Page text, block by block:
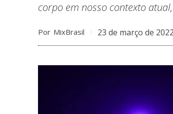
corpo em nosso contexto
Por MixBrasil 23 de março de 2022